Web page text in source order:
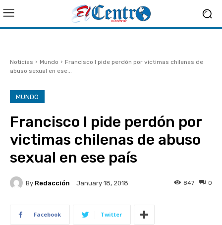
Noticias Mundo
Francisco I pide perdón por victimas chilenas de
abuso sexual en ese...
MUNDO
Francisco I pide perdón por
victimas chilenas de abuso
sexual en ese país
By Redacción January 18, 2018 0
847
Facebook Twitter